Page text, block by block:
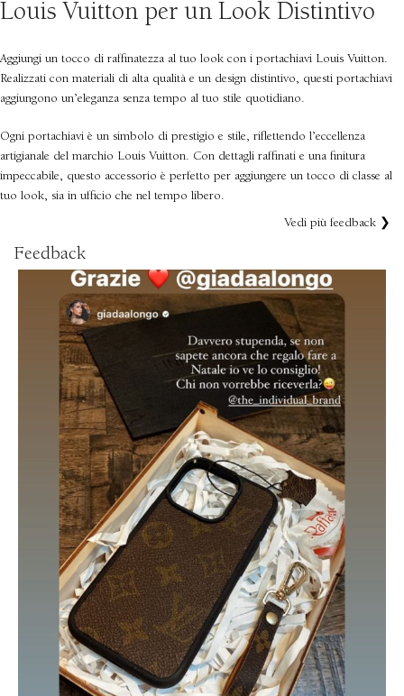
Louis Vuitton per un Look Distintivo
Aggiungi un tocco di raffinatezza al tuo look con i portachiavi Louis Vuitton.
Realizzati con materiali di alta qualità e un design distintivo, questi portachiavi
aggiungono un’eleganza senza tempo al tuo stile quotidiano.
Ogni portachiavi è un simbolo di prestigio e stile, riflettendo l’eccellenza
artigianale del marchio Louis Vuitton. Con dettagli raffinati e una finitura
impeccabile, questo accessorio è perfetto per aggiungere un tocco di classe al
tuo look, sia in ufficio che nel tempo libero.
Feedback
Vedi più feedback ❯